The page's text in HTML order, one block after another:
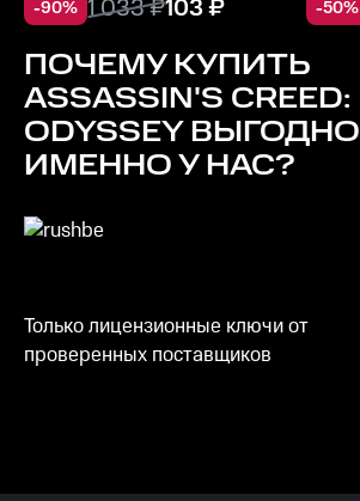
-90% 1 033₽103₽ -50%
ПОЧЕМУ КУПИТЬ
ASSASSIN'S CREED:
ODYSSEYВЫГОДНО
ИМЕННО У НАС?
Только лицензионные ключи от
проверенных поставщиков